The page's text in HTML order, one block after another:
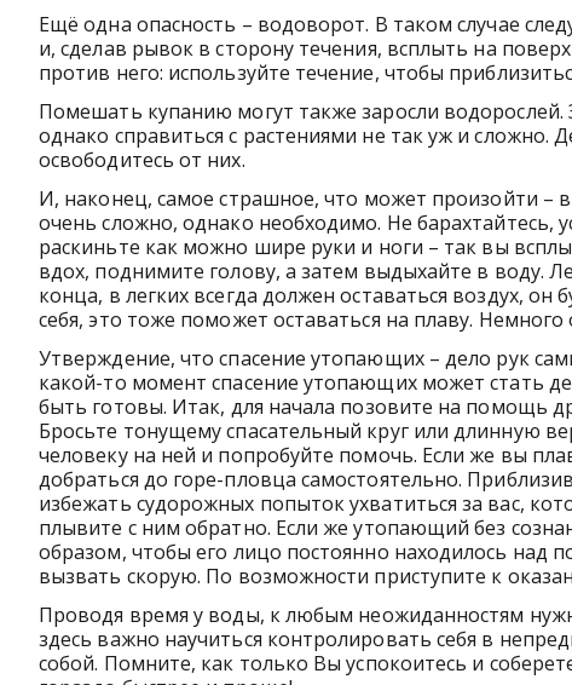
Ещё одна опасность – водоворот. В таком случае
и, сделав рывок в сторону течения, всплыть на
против него: используйте течение, чтобы
Помешать купанию могут также заросли
однако справиться с растениями не так уж и сложно.
освободитесь от них.
И, наконец, самое страшное, что может произойти –
очень сложно, однако необходимо. Не барахтайтесь,
раскиньте как можно шире руки и ноги – так вы
вдох, поднимите голову, а затем выдыхайте в воду.
конца, в легких всегда должен оставаться воздух,
себя, это тоже поможет оставаться на плаву.
Утверждение, что спасение утопающих – дело рук
какой-то момент спасение утопающих может стать
быть готовы. Итак, для начала позовите на помощь
Бросьте тонущему спасательный круг или длинную
человеку на ней и попробуйте помочь. Если же вы
добраться до горе-пловца самостоятельно.
избежать судорожных попыток ухватиться за вас,
плывите с ним обратно. Если же утопающий без
образом, чтобы его лицо постоянно находилось над
вызвать скорую. По возможности приступите к
Проводя время у воды, к любым неожиданностям
здесь важно научиться контролировать себя в
собой. Помните, как только Вы успокоитесь и